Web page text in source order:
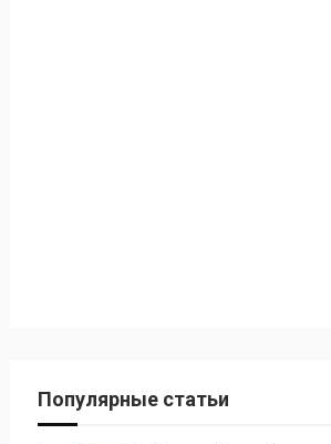
Популярные статьи